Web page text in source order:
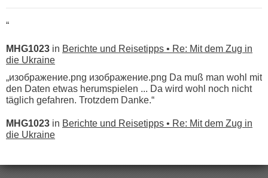
“
MHG1023 in Berichte und Reisetipps • Re: Mit dem Zug in
die Ukraine
„изображение.png изображение.png Da muß man wohl mit
den Daten etwas herumspielen ... Da wird wohl noch nicht
täglich gefahren. Trotzdem Danke.“
MHG1023 in Berichte und Reisetipps • Re: Mit dem Zug in
die Ukraine